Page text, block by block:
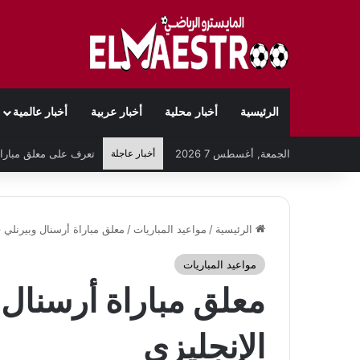
الرئيسية أخبار محلية أخبار عربية أخبار عالمية
الجمعة, أغسطس 7 2026 أخبار عاجلة
الرئيسية / مواعيد المباريات / معلق مباراة أرسنال
مواعيد المباريات
معلق مباراة
الإنجليزي